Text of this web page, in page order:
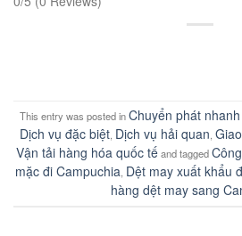
This entry was posted inChuyển phát
Dịch vụ đặc biệt, Dịch vụ hải quan
Vận tải hàng hóa quốc tếand tagged
mặc đi Campuchia Dệt may xuất khẩu
hàng dệt may sang